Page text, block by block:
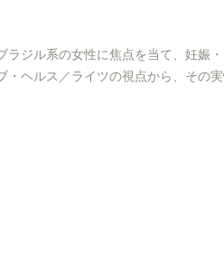
ジル系の女性に焦点を当て、妊娠
ヘルス／ライツの視点から、その